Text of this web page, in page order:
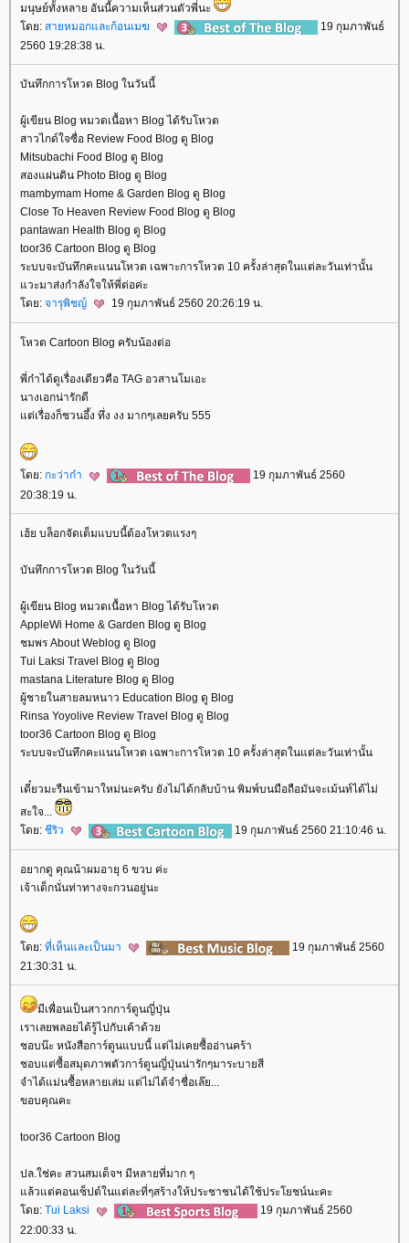
มนุษย์ทั้งหลาย อันนี้ความเห็นส่วนตัวพี่นะ
ดย: สายหมอกและก้อนเมฆ
19 กุมภาพันธ์
2560 19:28:38 น.
บันทึกการโหวต Blog ในวันนี้
ผู้เขียน Blog หมวดเนื้อหา Blog ได้รับโหวต
สาวไกด์ใจซื่อ Review Food Blog ดู Blog
Mitsubachi Food Blog ดู Blog
สองแผ่นดิน Photo Blog ดู Blog
mambymam Home & Garden Blog ดู Blog
Close To Heaven Review Food Blog ดู Blog
pantawan Health Blog ดู Blog
toor36 Cartoon Blog ดู Blog
ระบบจะบันทึกคะแนนโหวต เฉพาะการโหวต 10 ครั้งล่าสุดในแต่ละวันเท่านั้น
วะมาส่งกำลังใจให้พี่ต่อค่ะ
ดย: จารุพิชญ์ 19 กุมภาพันธ์ 2560 20:26:19 น.
หวต Cartoon Blog ครับน้องต่อ
พี่ก๋าได้ดูเรื่องเดียวคือ TAG อวสานโมเอะ
นางเอกน่ารักดี
ต่เรื่องก็ชวนอึ้ง ทึ่ง งง มากๆเลยครับ 555
ดย: กะว่าก๋า
19 กุมภาพันธ์ 2560
20:38:19 น.
เฮ้ย บล็อกจัดเต็มแบบนี้ต้องโหวตแรงๆ
บันทึกการโหวต Blog ในวันนี้
ผู้เขียน Blog หมวดเนื้อหา Blog ได้รับโหวต
AppleWi Home & Garden Blog ดู Blog
ชมพร About Weblog ดู Blog
Tui Laksi Travel Blog ดู Blog
mastana Literature Blog ดู Blog
ผู้ชายในสายลมหนาว Education Blog ดู Blog
Rinsa Yoyolive Review Travel Blog ดู Blog
toor36 Cartoon Blog ดู Blog
ระบบจะบันทึกคะแนนโหวต เฉพาะการโหวต 10 ครั้งล่าสุดในแต่ละวันเท่านั้น
เดี๋ยวมะรืนเข้ามาใหม่นะครับ ยังไม่ได้กลับบ้าน พิมพ์บนมือถือมันจะเม้นท์ได้ไม่
สะใจ...
ดย: ชีริว 19 กุมภาพันธ์ 2560 21:10:46 น.
อยากดู คุณน้าผมอายุ 6 ขวบ ค่ะ
เจ้าเด็กนั่นท่าทางจะกวนอยู่นะ
ดย: ที่เห็นและเป็นมา
19 กุมภาพันธ์ 2560
21:30:31 น.
มีเพื่อนเป็นสาวกการ์ตูนญี่ปุ่น
เราเลยพลอยได้รู้ไปกับเค้าด้ว
ชอบน๊ะ หนังสือการ์ตูนแบบนี้ แต่ไม่เคยซื้ออ่านคร้า
ชอบแต่ซื้อสมุดภาพตัวการ์ตูนญี่ปุ่นน่ารักๆมาระบายสี
จำได้แม่นซื้อหลายเล่ม แต่ไม่ได้จำชื่อเล๊ย...
ขอบคุณคะ
toor36 Cartoon Blog
ปล.ใช่คะ สวนสมเด็จฯ มีหลายที่มาก ๆ
ล้วแต่คอนเซ็ปต์ในแต่ละที่ๆสร้างให้ประชาชนได้ใช้ประโยชน์นะคะ
ดย: Tui Laksi
19 กุมภาพันธ์ 2560
22:00:33 น.